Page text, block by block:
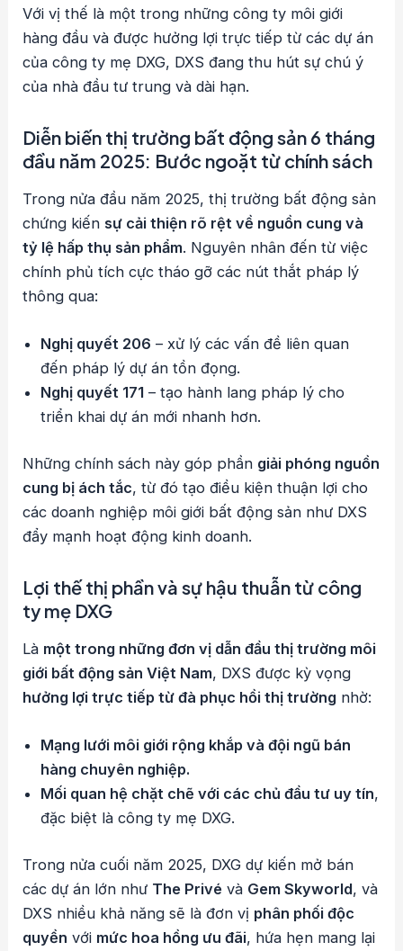
Với vị thế là một trong những công ty môi giới
hàng đầu và được hưởng lợi trực tiếp từ các dự án
của công ty mẹ DXG, DXS đang thu hút sự chú ý
của nhà đầu tư trung và dài hạn.
Diễn biến thị trường bất động sản 6 tháng
đầu năm 2025: Bước ngoặt từ chính sách
Trong nửa đầu năm 2025, thị trường bất động sản
chứng kiến sự cải thiện rõ rệt về nguồn cung và
tỷ lệ hấp thụ sản phẩm. Nguyên nhân đến từ việc
chính phủ tích cực tháo gỡ các nút thắt pháp lý
thông qua:
Nghị quyết 206 – xử lý các vấn đề liên quan
đến pháp lý dự án tồn đọng.
Nghị quyết 171 – tạo hành lang pháp lý cho
triển khai dự án mới nhanh hơn.
Những chính sách này góp phần giải phóng nguồn
cung bị ách tắc, từ đó tạo điều kiện thuận lợi cho
các doanh nghiệp môi giới bất động sản như DXS
đẩy mạnh hoạt động kinh doanh.
Lợi thế thị phần và sự hậu thuẫn từ công
ty mẹ DXG
Là một trong những đơn vị dẫn đầu thị trường môi
giới bất động sản Việt Nam, DXS được kỳ vọng
hưởng lợi trực tiếp từ đà phục hồi thị trường nhờ:
Mạng lưới môi giới rộng khắp và đội ngũ bán
hàng chuyên nghiệp.
Mối quan hệ chặt chẽ với các chủ đầu tư uy tín,
đặc biệt là công ty mẹ DXG.
Trong nửa cuối năm 2025, DXG dự kiến mở bán
các dự án lớn như The Privé và Gem Skyworld, và
DXS nhiều khả năng sẽ là đơn vị phân phối độc
quyền với mức hoa hồng ưu đãi, hứa hẹn mang lại